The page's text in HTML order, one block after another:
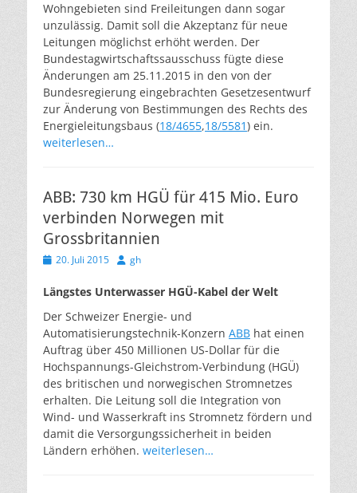
Wohngebieten sind Freileitungen dann sogar
unzulässig. Damit soll die Akzeptanz für neue
Leitungen möglichst erhöht werden. Der
Bundestagwirtschaftssausschuss fügte diese
Änderungen am 25.11.2015 in den von der
Bundesregierung eingebrachten Gesetzesentwurf
zur Änderung von Bestimmungen des Rechts des
Energieleitungsbaus (18/4655,18/5581) ein.
weiterlesen…
ABB: 730 km HGÜ für 415 Mio. Euro
verbinden Norwegen mit
Grossbritannien
Veröffentlicht
20. Juli 2015 Autor
gh
Längstes Unterwasser HGÜ-Kabel der Welt
Der Schweizer Energie- und
Automatisierungstechnik-Konzern ABB hat einen
Auftrag über 450 Millionen US-Dollar für die
Hochspannungs-Gleichstrom-Verbindung (HGÜ)
des britischen und norwegischen Stromnetzes
erhalten. Die Leitung soll die Integration von
Wind- und Wasserkraft ins Stromnetz fördern und
damit die Versorgungssicherheit in beiden
Ländern erhöhen. weiterlesen…